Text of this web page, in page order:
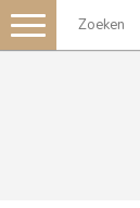
Toggle
navigation